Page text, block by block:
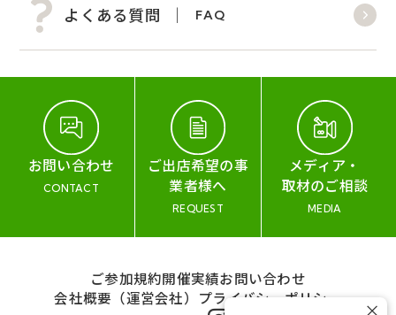
よくある質問 FAQ
お問い合わせ
CONTACT
ご出店希望の事
業者様へ
REQUEST
メディア・
取材のご相談
MEDIA
ご参加規約開催実績お問い合わせ
会社概要（運営会社） プライバシーポリシー
×